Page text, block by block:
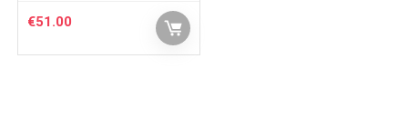
€51.00